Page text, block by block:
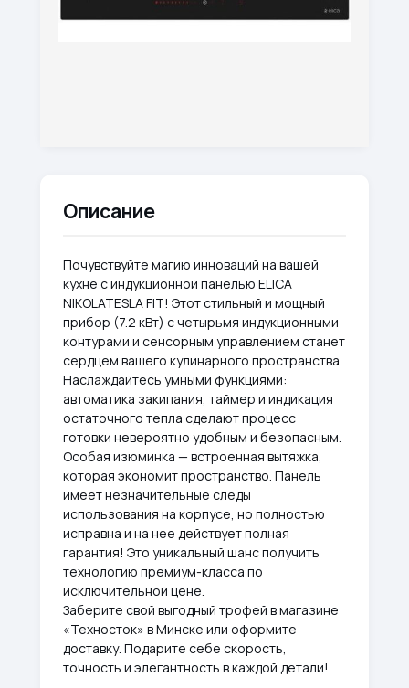
Описание
Почувствуйте магию инноваций на вашей
кухне с индукционной панелью ELICA
NIKOLATESLA FIT! Этот стильный и мощный
прибор (7.2 кВт) с четырьмя индукционными
контурами и сенсорным управлением станет
сердцем вашего кулинарного пространства.
Наслаждайтесь умными функциями:
автоматика закипания, таймер и индикация
остаточного тепла сделают процесс
готовки невероятно удобным и безопасным.
Особая изюминка — встроенная вытяжка,
которая экономит пространство. Панель
имеет незначительные следы
использования на корпусе, но полностью
исправна и на нее действует полная
гарантия! Это уникальный шанс получить
технологию премиум-класса по
исключительной цене.
Заберите свой выгодный трофей в магазине
«Техносток» в Минске или оформите
доставку. Подарите себе скорость,
точность и элегантность в каждой детали!